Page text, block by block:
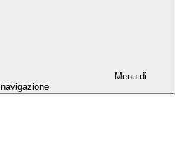
Menu di
navigazione